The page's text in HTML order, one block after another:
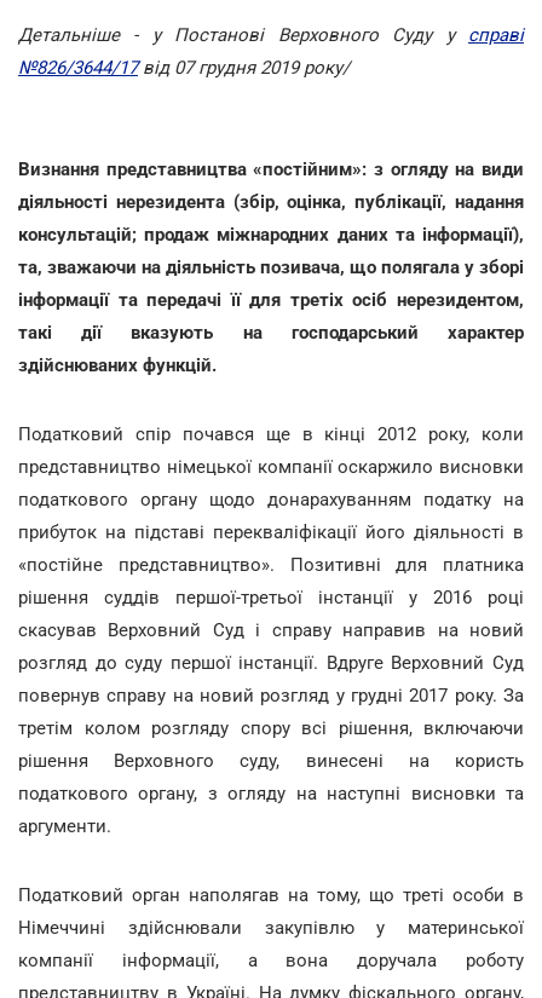
Детальніше - у Постанові Верховного Суду у справі
№826/3644/17від 07 грудня 2019 року/
Визнання представництва «постійним»: з огляду на види
діяльності нерезидента (збір, оцінка, публікації, надання
консультацій; продаж міжнародних даних та інформації),
та, зважаючи на діяльність позивача, що полягала у зборі
інформації та передачі її для третіх осіб нерезидентом,
такі дії вказують на господарський характер
здійснюваних функцій.
Податковий спір почався ще в кінці 2012 року, коли
представництво німецької компанії оскаржило висновки
податкового органу щодо донарахуванням податку на
прибуток на підставі перекваліфікації його діяльності в
«постійне представництво». Позитивні для платника
рішення суддів першої-третьої інстанції у 2016 році
скасував Верховний Суд і справу направив на новий
розгляд до суду першої інстанції. Вдруге Верховний Суд
повернув справу на новий розгляд у грудні 2017 року. За
третім колом розгляду спору всі рішення, включаючи
рішення Верховного суду, винесені на користь
податкового органу, з огляду на наступні висновки та
аргументи.
Податковий орган наполягав на тому, що треті особи в
Німеччині здійснювали закупівлю у материнської
компанії інформації, а вона доручала роботу
представництву в Україні. На думку фіскального органу,